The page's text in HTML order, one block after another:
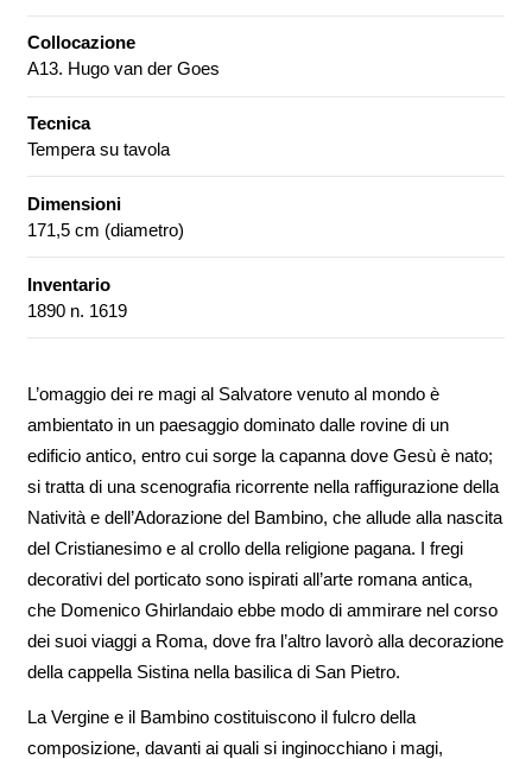
Collocazione
A13. Hugo van der Goes
Tecnica
Tempera su tavola
Dimensioni
171,5 cm (diametro)
Inventario
1890 n. 1619
L’omaggio dei re magi al Salvatore venuto al mondo è
ambientato in un paesaggio dominato dalle rovine di un
edificio antico, entro cui sorge la capanna dove Gesù è nato;
si tratta di una scenografia ricorrente nella raffigurazione della
Natività e dell’Adorazione del Bambino, che allude alla nascita
del Cristianesimo e al crollo della religione pagana. I fregi
decorativi del porticato sono ispirati all’arte romana antica,
che Domenico Ghirlandaio ebbe modo di ammirare nel corso
dei suoi viaggi a Roma, dove fra l’altro lavorò alla decorazione
della cappella Sistina nella basilica di San Pietro.
La Vergine e il Bambino costituiscono il fulcro della
composizione, davanti ai quali si inginocchiano i magi,